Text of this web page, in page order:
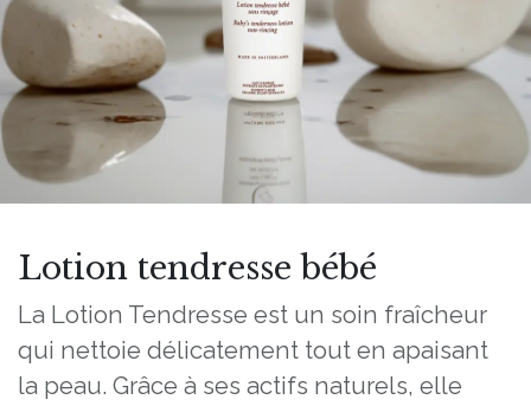
Lotion tendresse bébé
La Lotion Tendresse est un soin fraîcheur
qui nettoie délicatement tout en apaisant
la peau. Grâce à ses actifs naturels, elle